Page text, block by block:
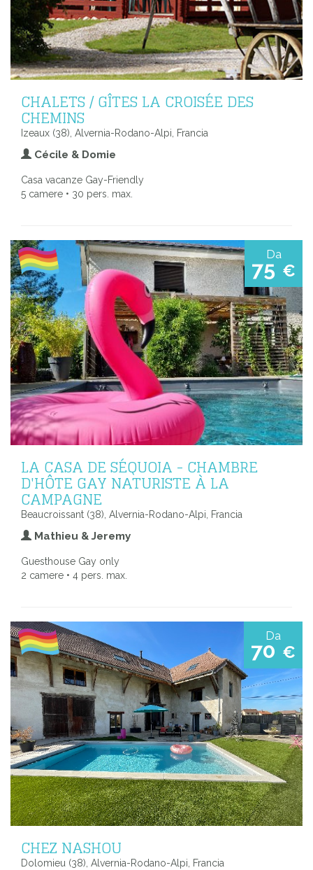
CHALETS / GÎTES LA CROISÉE DES
CHEMINS
Izeaux (38), Alvernia-Rodano-Alpi, Francia
Cécile & Domie
Casa vacanze Gay-Friendly
5 camere • 30 pers. max.
Da
75 €
LA CASA DE SÉQUOIA - CHAMBRE
D'HÔTE GAY NATURISTE À LA
CAMPAGNE
Beaucroissant (38), Alvernia-Rodano-Alpi, Francia
Mathieu & Jeremy
Guesthouse Gay only
2 camere • 4 pers. max.
Da
70 €
CHEZ NASHOU
Dolomieu (38), Alvernia-Rodano-Alpi, Francia